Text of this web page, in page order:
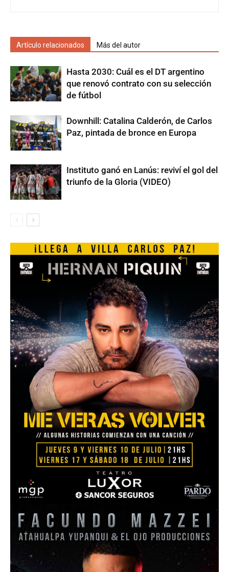
Artículo relacionados Más del autor
Hasta 2030: Cuál es el DT argentino
que renovó contrato con su selección
de fútbol
Downhill: Catalina Calderón, de Carlos
Paz, pintada de bronce en Europa
Instituto ganó en Lanús: reviví el gol del
triunfo de la Gloria (VIDEO)